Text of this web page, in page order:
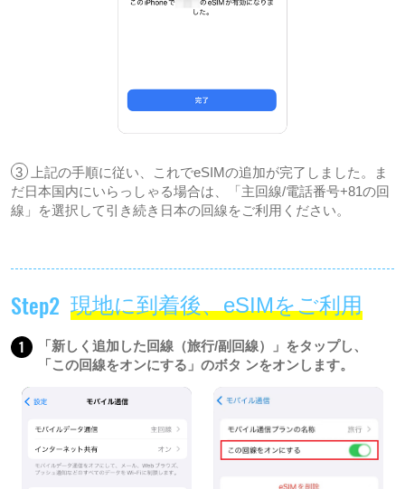
3
上記の手順に従い、これでeSIMの追加が完了しました。ま
だ日本国内にいらっしゃる場合は、「主回線/電話番号+81の回
線」を選択して引き続き日本の回線をご利用ください。
Step2 現地に到着後、eSIMをご利用
1
「新しく追加した回線（旅行/副回線）」をタップし、
「この回線をオンにする」のボタ ンをオンします。